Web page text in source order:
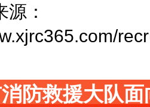
：
防救援大队